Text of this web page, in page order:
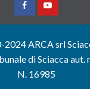
FacebookYountube
ARCA srl
di Sciacca aut.
N. 16985